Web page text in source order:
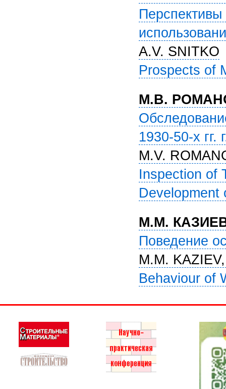
Перспективы
A.V. SNITKO
Prospects of
М.В.
1930-50-х гг.
M.V.
Inspection of
Development
М.М.
Поведение
M.M.
Behaviour of